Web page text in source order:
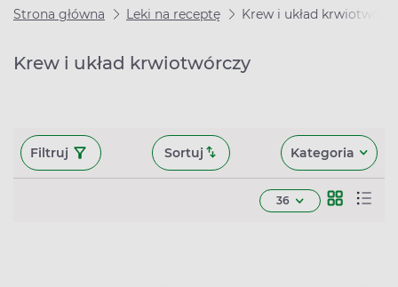
Strona główna Leki na receptę Krew i układ
Krew i układ krwiotwórczy
Filtruj Sortuj Kategoria
36